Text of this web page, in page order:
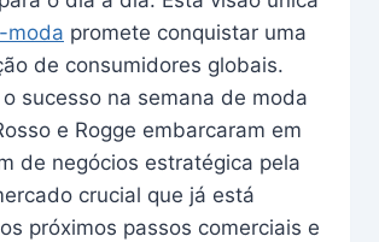
moda promete conquistar uma
de consumidores globais.
sucesso na semana de moda
e Rogge embarcaram em
de negócios estratégica pela
crucial que já está
próximos passos comerciais e